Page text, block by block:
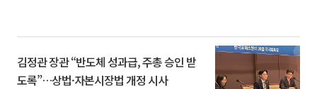
김정관 장관 “반도체 성과급, 주총 승인 받
도록”…상법·자본시장법 개정 시사